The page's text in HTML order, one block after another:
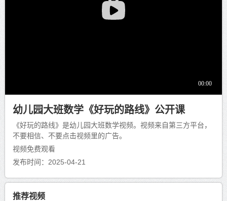
幼儿园大班数学《好玩的路线》公开课
《好玩的路线》是幼儿园大班数学视频。视频来自第三方平台，
不要相信、不要点击视频里的广告。
视频免费观看
发布时间：2025-04-21
推荐视频